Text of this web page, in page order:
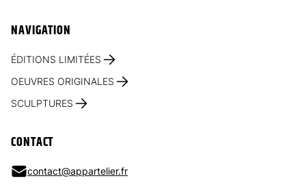
NAVIGATION
ÉDITIONS LIMITÉES
OEUVRES ORIGINALES
SCULPTURES
CONTACT
contact@appartelier.fr